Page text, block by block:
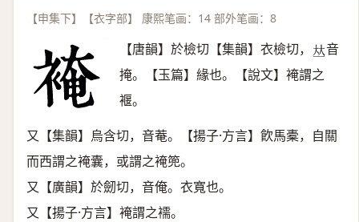
【申集下】【衣字部】 康熙笔画：14 部外笔画：8
【唐韻】於檢切【集韻】衣檢切， 𠀤音
掩。【玉篇】緣也。【說文】裺謂之
褗。
又【集韻】烏含切，音菴。【揚子·方言】飮馬橐，自關
而西謂之裺囊，或謂之裺篼。
又【廣韻】於劒切，音俺。衣寬也。
又【揚子·方言】裺謂之襦。